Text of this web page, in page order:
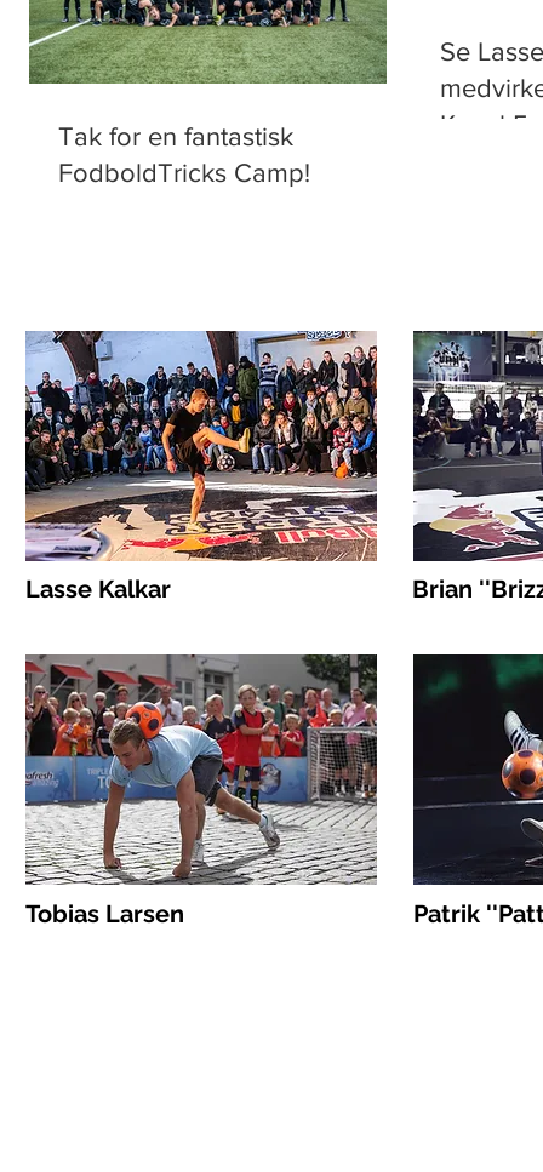
Tak for en fantastisk
FodboldTricks Camp!
Se
Kanal 5
Lasse Kalkar
Tobias Larsen
Brian
Patrik